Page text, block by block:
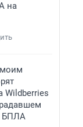
на
Wildberries
БПЛА